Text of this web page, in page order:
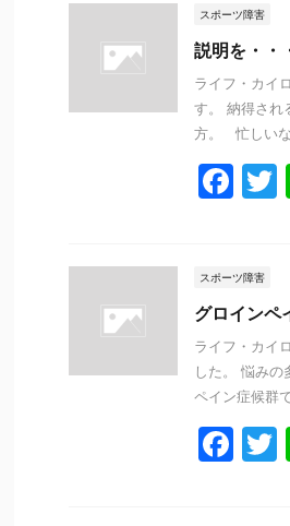
e
b
o
o
k
スポーツ障害
説明を・・
ライフ・カイ
す。 納得され
方。 忙しい
F
e
b
o
o
k
スポーツ障害
グロインペ
ライフ・カイ
した。 悩み
ペイン症候群
F